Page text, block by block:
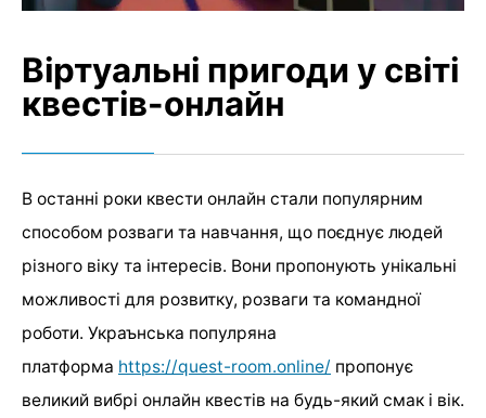
Віртуальні пригоди у світі
квестів-онлайн
В останні роки квести онлайн стали популярним
способом розваги та навчання, що поєднує людей
різного віку та інтересів. Вони пропонують унікальні
можливості для розвитку, розваги та командної
роботи. Украънська популряна
платформа https://quest-room.online/ пропонує
великий вибрі онлайн квестів на будь-який смак і вік.